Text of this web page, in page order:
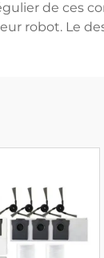
de ces
robot. Le